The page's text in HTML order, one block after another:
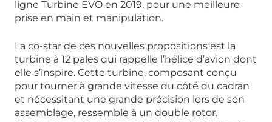
ligne Turbine EVO en 2019, pour une meilleure
prise en main et manipulation.
La co-star de ces nouvelles propositions est la
turbine à 12 pales qui rappelle l’hélice d’avion dont
elle s’inspire. Cette turbine, composant conçu
pour tourner à grande vitesse du côté du cadran
et nécessitant une grande précision lors de son
assemblage, ressemble à un double rotor.